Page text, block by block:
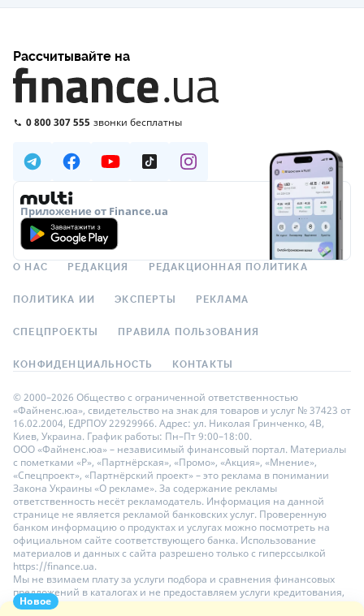
Новое
Рассчитывайте на
0 800 307 555 звонки бесплатны
Приложение от Finance.ua
О НАС РЕДАКЦИЯ РЕДАКЦИОННАЯ ПОЛИТИКА
ПОЛИТИКА ИИ ЭКСПЕРТЫ РЕКЛАМА
СПЕЦПРОЕКТЫ ПРАВИЛА ПОЛЬЗОВАНИЯ
КОНФИДЕНЦИАЛЬНОСТЬ КОНТАКТЫ
© 2000–2026 Общество с ограниченной ответственностью
«Файненс.юа», свидетельство на знак для товаров и услуг № 37423 от
16.02.2004, ЕДРПОУ 22929966. Адрес: ул. Николая Гринченко, 4В,
Киев, Украина. График работы: Пн–Пт 9:00–18:00.
ООО «Файненс.юа» – независимый финансовый портал. Материалы
с пометками «Р», «Партнёрская», «Промо», «Акция», «Мнение»,
«Спецпроект», «Партнёрский проект» – это реклама в понимании
Закона Украины «О рекламе». За содержание рекламы
ответственность несёт рекламодатель. Информация на данной
странице не является рекламой банковских услуг. Проверенную
банком информацию о продуктах и услугах можно посмотреть на
официальном сайте соответствующего банка. Использование
материалов и данных с сайта разрешено только с гиперссылкой
https://finance.ua.
Мы не взимаем плату за услуги подбора и сравнения финансовых
предложений в каталогах и не предоставляем услуги кредитования,
размещения депозитов и страхования. Ваши личные данные на